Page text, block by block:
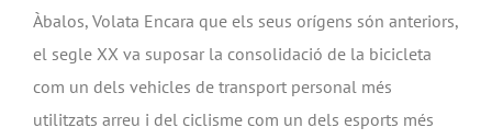
Àbalos, Volata Encara que els seus orígens són anteriors,
el segle XX va suposar la consolidació de la bicicleta
com un dels vehicles de transport personal més
utilitzats arreu i del ciclisme com un dels esports més